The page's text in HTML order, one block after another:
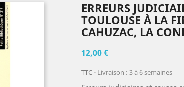
ERREURS
TOULOUSE À LA
CAHUZAC, LA
12,00 €
TTC Livraison : 3 à 6 semaines